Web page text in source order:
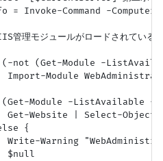
= Invoke-Command -
理モジュールがロードされている
not (Get-Module -
Import-Module
Module -ListAvailable -
Get-Website | Select-Object
{
Warning "WebAdministration
$null